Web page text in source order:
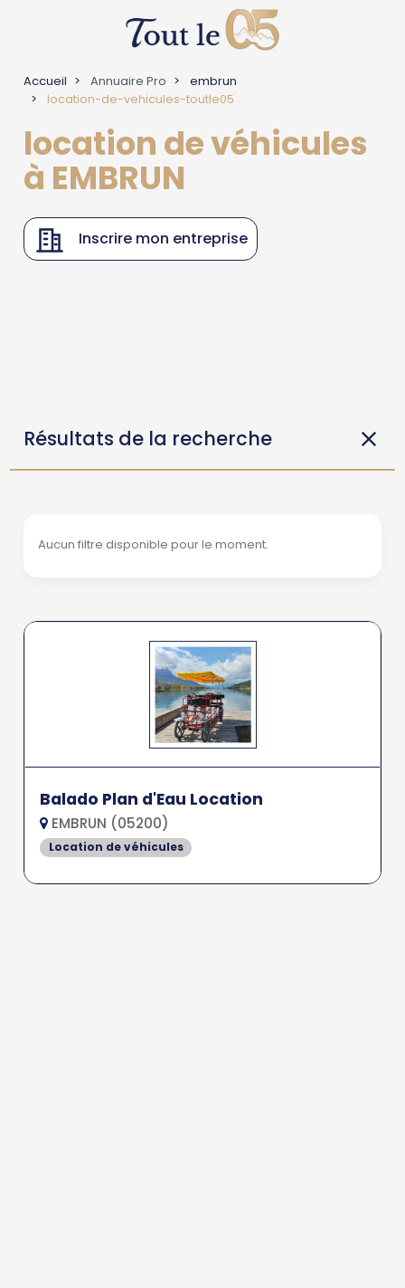
Accueil Annuaire Pro
embrun
location-de-vehicules-toutle05
location de véhicules
à EMBRUN
Inscrire mon entreprise
Résultats de la recherche
Aucun filtre disponible pour le moment.
Balado Plan d'Eau Location
EMBRUN (05200)
Location de véhicules